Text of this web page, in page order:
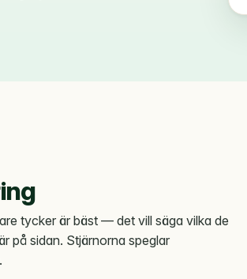
tycker är bäst — det vill säga vilka de
på sidan. Stjärnorna speglar